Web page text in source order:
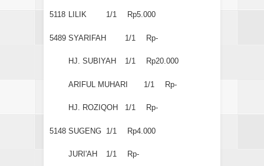
5118 LILIK 1/1 Rp5.000
5489 SYARIFAH 1/1 Rp-
HJ. SUBIYAH 1/1 Rp20.000
ARIFUL MUHARI 1/1 Rp-
HJ. ROZIQOH 1/1 Rp-
5148 SUGENG 1/1 Rp4.000
JURI'AH 1/1 Rp-